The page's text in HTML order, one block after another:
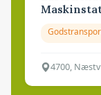
4700,